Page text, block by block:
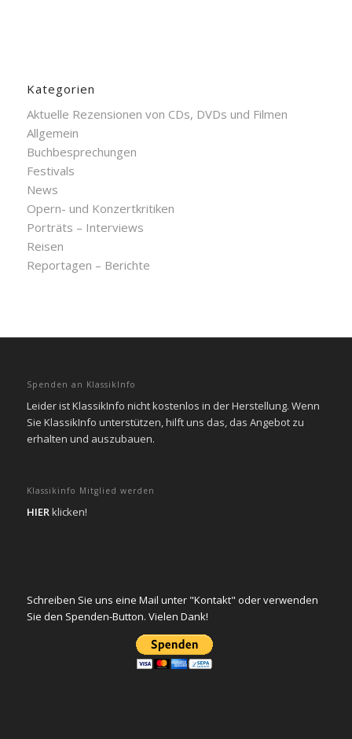
Kategorien
Aktuelle Rezensionen von CDs, DVDs und Filmen
Allgemein
Buchbesprechungen
Festivals
News
Opern- und Konzertkritiken
Porträts – Interviews
Reisen
Reportagen – Berichte
Spenden an KlassikInfo
Leider ist KlassikInfo nicht kostenlos in der Herstellung. Wenn
Sie KlassikInfo unterstützen, hilft uns das, das Angebot zu
erhalten und auszubauen.
Klassikinfo Mitglied werden
HIERklicken!
Schreiben Sie uns eine Mail unter "Kontakt" oder verwenden
Sie den Spenden-Button. Vielen Dank!